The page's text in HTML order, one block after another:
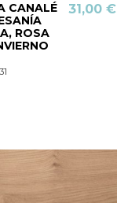
CANALÉ
ROSA
31,00 €